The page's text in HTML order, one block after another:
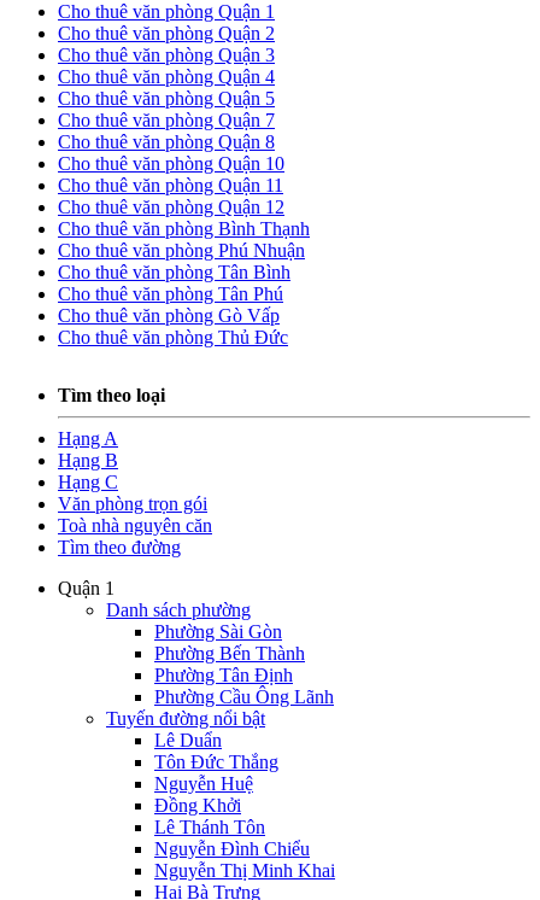
Cho thuê văn phòng Quận 1
Cho thuê văn phòng Quận 2
Cho thuê văn phòng Quận 3
Cho thuê văn phòng Quận 4
Cho thuê văn phòng Quận 5
Cho thuê văn phòng Quận 7
Cho thuê văn phòng Quận 8
Cho thuê văn phòng Quận 10
Cho thuê văn phòng Quận 11
Cho thuê văn phòng Quận 12
Cho thuê văn phòng Bình Thạnh
Cho thuê văn phòng Phú Nhuận
Cho thuê văn phòng Tân Bình
Cho thuê văn phòng Tân Phú
Cho thuê văn phòng Gò Vấp
Cho thuê văn phòng Thủ Đức
Tìm theo loại
Hạng A
Hạng B
Hạng C
Văn phòng trọn gói
Toà nhà nguyên căn
Tìm theo đường
Quận 1
Danh sách phường
Phường Sài Gòn
Phường Bến Thành
Phường Tân Định
Phường Cầu Ông Lãnh
Tuyến đường nổi bật
Lê Duẩn
Tôn Đức Thắng
Nguyễn Huệ
Đồng Khởi
Lê Thánh Tôn
Nguyễn Đình Chiểu
Nguyễn Thị Minh Khai
Hai Bà Trưng